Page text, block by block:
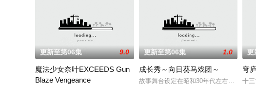
更新至第06集 9.0
魔法少女奈叶EXCEEDS Gun
Blaze Vengeance
更新至第06集 1.0
成长秀～向日葵马戏团～
故事舞台设定在昭和30年代左右的日本
更
穹
十